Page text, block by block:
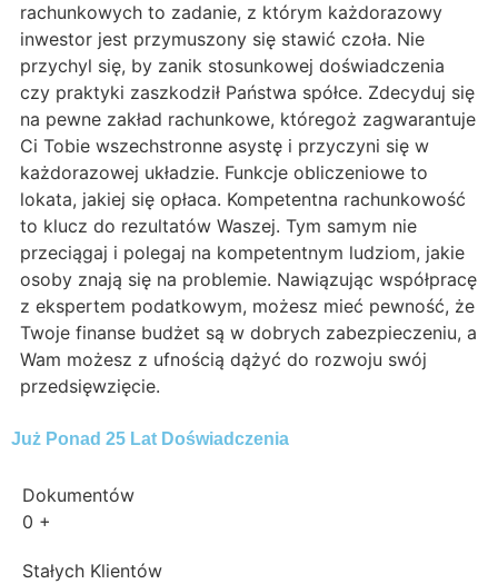
rachunkowych to zadanie, z którym każdorazowy
inwestor jest przymuszony się stawić czoła. Nie
przychyl się, by zanik stosunkowej doświadczenia
czy praktyki zaszkodził Państwa spółce. Zdecyduj się
na pewne zakład rachunkowe, któregoż zagwarantuje
Ci Tobie wszechstronne asystę i przyczyni się w
każdorazowej układzie. Funkcje obliczeniowe to
lokata, jakiej się opłaca. Kompetentna rachunkowość
to klucz do rezultatów Waszej. Tym samym nie
przeciągaj i polegaj na kompetentnym ludziom, jakie
osoby znają się na problemie. Nawiązując współpracę
z ekspertem podatkowym, możesz mieć pewność, że
Twoje finanse budżet są w dobrych zabezpieczeniu, a
Wam możesz z ufnością dążyć do rozwoju swój
przedsięwzięcie.
Już Ponad 25 Lat Doświadczenia
Dokumentów
0 +
Stałych Klientów